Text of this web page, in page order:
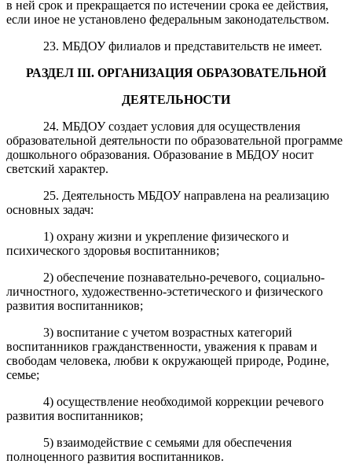
в ней срок и прекращается по истечении срока ее действия,
если иное не установлено федеральным законодательством.
23. МБДОУ филиалов и представительств не имеет.
РАЗДЕЛ III. ОРГАНИЗАЦИЯ ОБРАЗОВАТЕЛЬНОЙ
ДЕЯТЕЛЬНОСТИ
24. МБДОУ создает условия для осуществления
образовательной деятельности по образовательной программе
дошкольного образования. Образование в МБДОУ носит
светский характер.
25. Деятельность МБДОУ направлена на реализацию
основных задач:
1) охрану жизни и укрепление физического и
психического здоровья воспитанников;
2) обеспечение познавательно-речевого, социально-
личностного, художественно-эстетического и физического
развития воспитанников;
3) воспитание с учетом возрастных категорий
воспитанников гражданственности, уважения к правам и
свободам человека, любви к окружающей природе, Родине,
семье;
4) осуществление необходимой коррекции речевого
развития воспитанников;
5) взаимодействие с семьями для обеспечения
полноценного развития воспитанников.